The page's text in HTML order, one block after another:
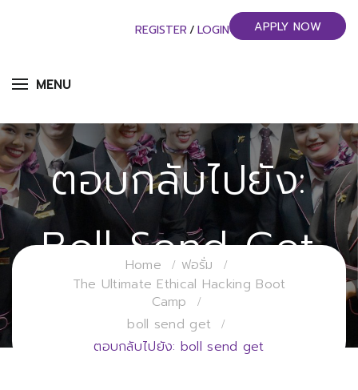
MENU
REGISTER / LOGIN APPLY NOW
ตอบกลับไปยัง:
Boll Send Get
วิทยาลัยการจัดการอุตสาหกรรมบริการ
มหาวิทยาลัยราชภัฏสวนสุนันทา
Home
ฟอรั่ม
The Ultimate Ethical Hacking Boot
Camp
boll send get
ตอบกลับไปยัง: boll send get